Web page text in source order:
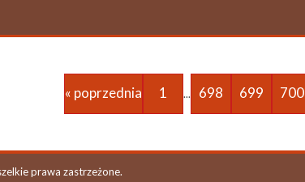
« poprzednia 1 ... 698 699 700
prawa zastrzeżone.